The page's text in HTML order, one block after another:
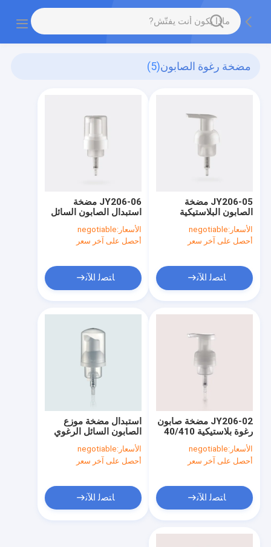
مضخة رغوة الصابون(5)
JY206-06 مضخة
استبدال الصابون السائل
الرغوة 43/410
الأسعار:negotiable
أحصل على آخر سعر
ﺎﺘﺼﻟ ﺍﻶﻧ
JY206-05 مضخة
الصابون البلاستيكية
الصابون السائل
الأسعار:negotiable
أحصل على آخر سعر
ﺎﺘﺼﻟ ﺍﻶﻧ
استبدال مضخة موزع
الصابون السائل الرغوي
JY201-01 30/410
مضخة الشامبو
الأسعار:negotiable
أحصل على آخر سعر
ﺎﺘﺼﻟ ﺍﻶﻧ
JY206-02 مضخة صابون
رغوة بلاستيكية 40/410
سائل
الأسعار:negotiable
أحصل على آخر سعر
ﺎﺘﺼﻟ ﺍﻶﻧ